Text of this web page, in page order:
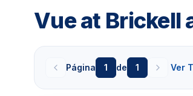
perca a oportunidade de
localizado. A localização do Vue
alguns minutos do complexo de
restaurantes e bares de classe
faça parte da “Nova
desfrutar da excelente
Vue at Brickell
Página 1 de 1 Ver